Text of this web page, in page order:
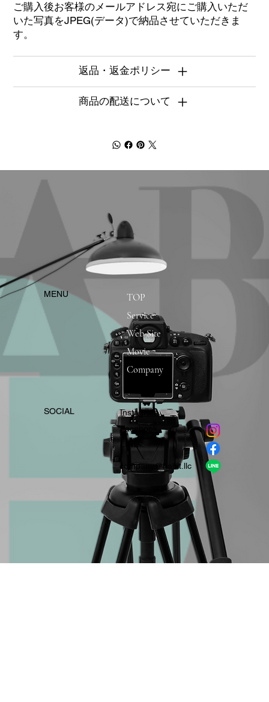
ご購入後お客様のメールアドレス宛にご購入いただ
いた写真をJPEG(データ)で納品させていただきま
す。
返品・返金ポリシー
商品の配送について
​MENU
TOP
Service
Web Site
Movie
Company
​SOCIAL
Instagram
​Facebook
company＠habit.llc